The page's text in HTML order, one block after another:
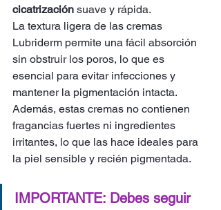
cicatrización suave y rápida.
La textura ligera de las cremas
Lubriderm permite una fácil absorción
sin obstruir los poros, lo que es
esencial para evitar infecciones y
mantener la pigmentación intacta.
Además, estas cremas no contienen
fragancias fuertes ni ingredientes
irritantes, lo que las hace ideales para
la piel sensible y recién pigmentada.
IMPORTANTE: Debes seguir